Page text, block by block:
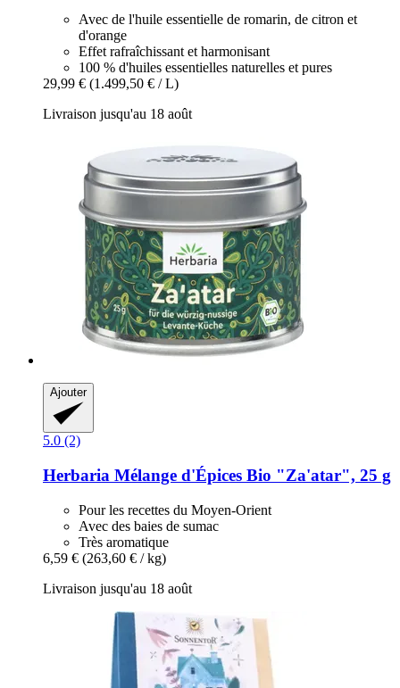
Avec de l'huile essentielle de romarin, de citron et
d'orange
Effet rafraîchissant et harmonisant
100 % d'huiles essentielles naturelles et pures
29,99 € (1.499,50 € / L)
Livraison jusqu'au 18 août
Ajouter
5.0 (2)
Herbaria Mélange d'Épices Bio "Za'atar", 25 g
Pour les recettes du Moyen-Orient
Avec des baies de sumac
Très aromatique
6,59 € (263,60 € / kg)
Livraison jusqu'au 18 août